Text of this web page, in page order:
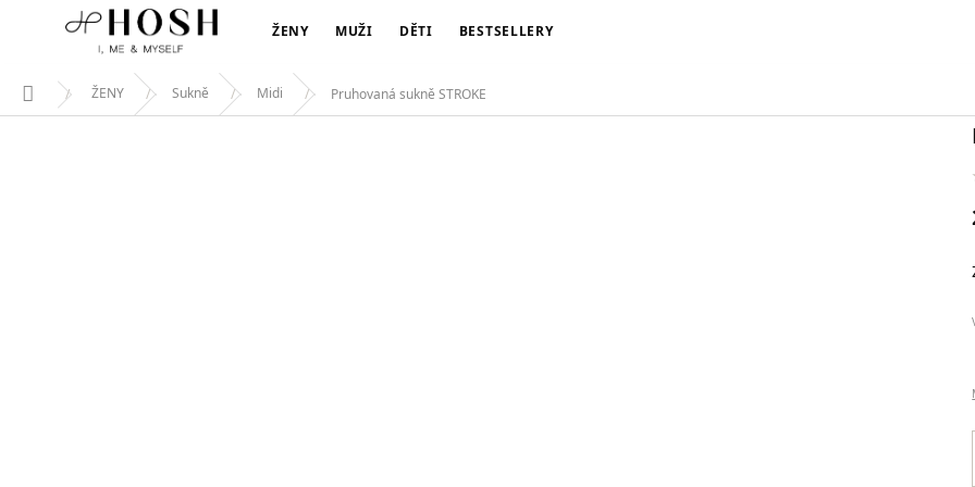
ŽENY MUŽI DĚTI BESTSELLERY
Domů ŽENY Sukně Midi Pruhovaná sukně STROKE
299 Kč